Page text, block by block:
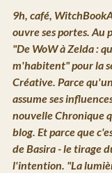
9h, café,
ouvre ses portes. Au
"De WoW à Zelda :
m'habitent" pour la
Créative. Parce
assume ses
nouvelle Chronique
blog. Et parce que
de Basira - le tirage
l'intention. "La